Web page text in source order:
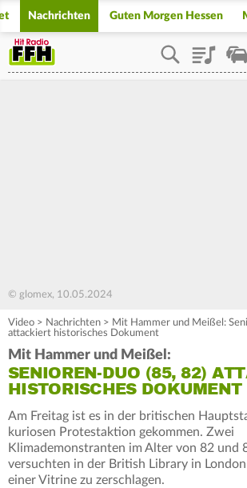
Nachrichten Guten Morgen Hessen
Playlist
© glomex, 10.05.2024
Video > Nachrichten > Mit Hammer und Meißel:
attackiert historisches Dokument
Mit Hammer und Meißel:
SENIOREN-DUO (85, 82)
HISTORISCHES DOKUMENT
Am Freitag ist es in der britischen
kuriosen Protestaktion gekommen. Zwei
Klimademonstranten im Alter von 82 und
versuchten in der British Library in London
einer Vitrine zu zerschlagen.